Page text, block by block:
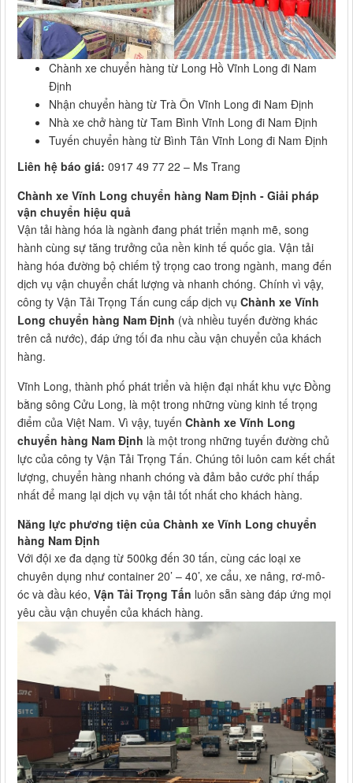
Chành xe chuyển hàng từ Long Hồ Vĩnh Long đi Nam
Định
Nhận chuyển hàng từ Trà Ôn Vĩnh Long đi Nam Định
Nhà xe chở hàng từ Tam Bình Vĩnh Long đi Nam Định
Tuyến chuyển hàng từ Bình Tân Vĩnh Long đi Nam Định
Liên hệ báo giá: 0917 49 77 22 – Ms Trang
Chành xe Vĩnh Long chuyển hàng Nam Định - Giải pháp
vận chuyển hiệu quả
Vận tải hàng hóa là ngành đang phát triển mạnh mẽ, song
hành cùng sự tăng trưởng của nền kinh tế quốc gia. Vận tải
hàng hóa đường bộ chiếm tỷ trọng cao trong ngành, mang đến
dịch vụ vận chuyển chất lượng và nhanh chóng. Chính vì vậy,
công ty Vận Tải Trọng Tấn cung cấp dịch vụ Chành xe Vĩnh
Long chuyển hàng Nam Định (và nhiều tuyến đường khác
trên cả nước), đáp ứng tối đa nhu cầu vận chuyển của khách
hàng.
Vĩnh Long, thành phố phát triển và hiện đại nhất khu vực Đồng
bằng sông Cửu Long, là một trong những vùng kinh tế trọng
điểm của Việt Nam. Vì vậy, tuyến Chành xe Vĩnh Long
chuyển hàng Nam Định là một trong những tuyến đường chủ
lực của công ty Vận Tải Trọng Tấn. Chúng tôi luôn cam kết chất
lượng, chuyển hàng nhanh chóng và đảm bảo cước phí thấp
nhất để mang lại dịch vụ vận tải tốt nhất cho khách hàng.
Năng lực phương tiện của Chành xe Vĩnh Long chuyển
hàng Nam Định
Với đội xe đa dạng từ 500kg đến 30 tấn, cùng các loại xe
chuyên dụng như container 20’ – 40’, xe cẩu, xe nâng, rơ-mô-
óc và đầu kéo, Vận Tải Trọng Tấn luôn sẵn sàng đáp ứng mọi
yêu cầu vận chuyển của khách hàng.